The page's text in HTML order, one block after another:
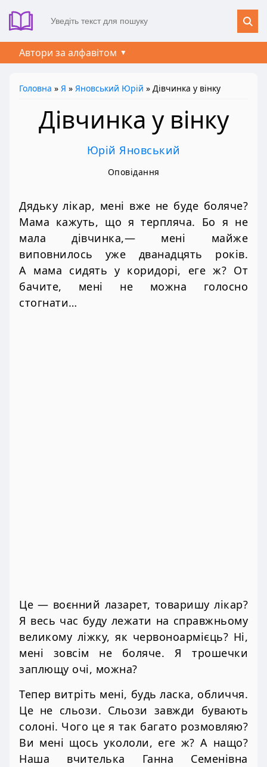
Автори за алфавітом
Головна » Я » Яновський Юрій » Дівчинка у вінку
Дівчинка у вінку
Юрій Яновський
Оповідання
Дядьку лікар, мені вже не буде боляче?
Мама кажуть, що я терпляча. Бо я не
мала дівчинка,— мені майже
виповнилось уже дванадцять років.
А мама сидять у коридорі, еге ж? От
бачите, мені не можна голосно
стогнати…
Це — воєнний лазарет, товаришу лікар?
Я весь час буду лежати на справжньому
великому ліжку, як червоноармієць? Ні,
мені зовсім не боляче. Я трошечки
заплющу очі, можна?
Тепер витріть мені, будь ласка, обличчя.
Це не сльози. Сльози завжди бувають
солоні. Чого це я так багато розмовляю?
Ви мені щось укололи, еге ж? А нащо?
Наша вчителька Ганна Семенівна